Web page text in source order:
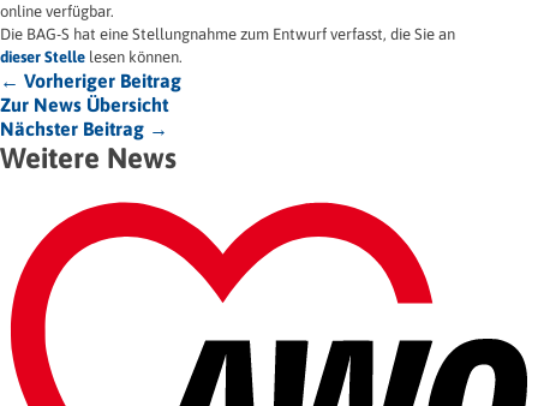
online verfügbar.
Die BAG-S hat eine Stellungnahme zum Entwurf verfasst, die Sie an
dieser Stelle lesen können.
← Vorheriger Beitrag
Zur News Übersicht
Nächster Beitrag →
Weitere News